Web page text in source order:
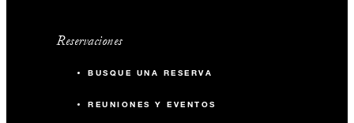
Reservaciones
BUSQUE UNA RESERVA
REUNIONES Y EVENTOS